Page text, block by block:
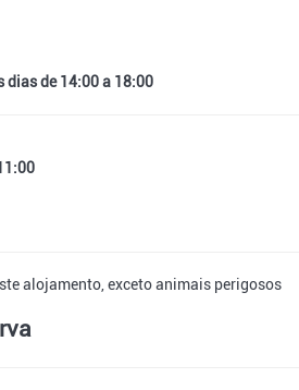
dias de 14:00 a 18:00
alojamento, exceto animais perigosos